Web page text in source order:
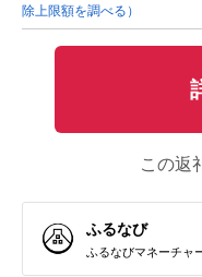
除上限額を調べる）
この返
ふるなび
ふるなびマネーチャ